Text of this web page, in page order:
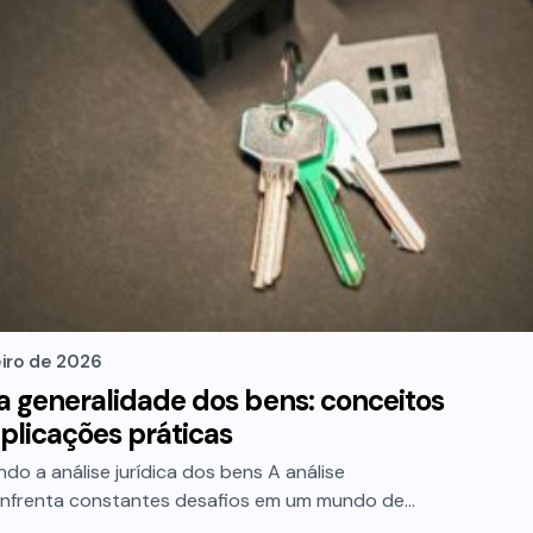
de 2026
generalidade dos bens: conceitos
práticas
a análise jurídica dos bens A análise
constantes desafios em um mundo de…